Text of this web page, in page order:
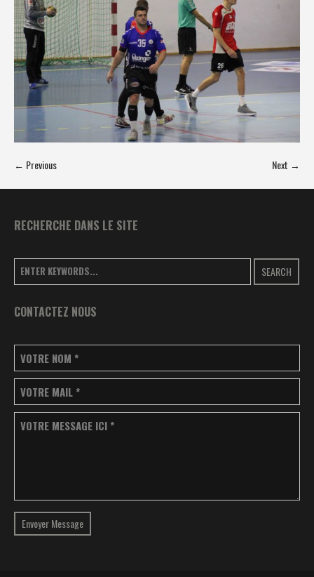
← Previous Next →
RECHERCHE DANS LE SITE
SEARCH
CONTACTEZ NOUS
VOTRE NOM *
VOTRE MAIL *
VOTRE MESSAGE ICI *
Envoyer Message